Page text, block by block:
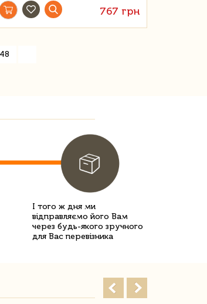
767 грн
48
І того ж дня ми
відправляємо його Вам
через будь-якого зручного
для Вас перевізника